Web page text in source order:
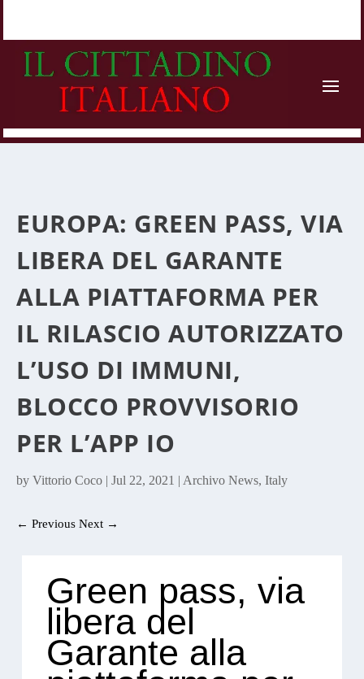
EUROPA: GREEN PASS, VIA
LIBERA DEL GARANTE
ALLA PIATTAFORMA PER
IL RILASCIO AUTORIZZATO
L’USO DI IMMUNI,
BLOCCO PROVVISORIO
PER L’APP IO
byVittorio Coco |Jul 22, 2021 | Archivo News,Italy
←Previous Next →
Green pass, via
libera del
Garante alla